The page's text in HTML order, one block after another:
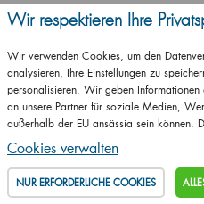
ČSN EN ISO
14001:2016
ČSN EN ISO
9001:2016
Wir respektieren Ihre
Wir verwenden Cookies, um den
analysieren, Ihre Einstellungen zu
personalisieren. Wir geben
an unsere Partner für soziale Medien,
außerhalb der EU ansässig sein können.
mit anderen Informationen kombinieren,
oder die sie als Ergebnis Ihrer Nutzung
Cookies verwalten
NUR ERFORDERLICHE COOKIES